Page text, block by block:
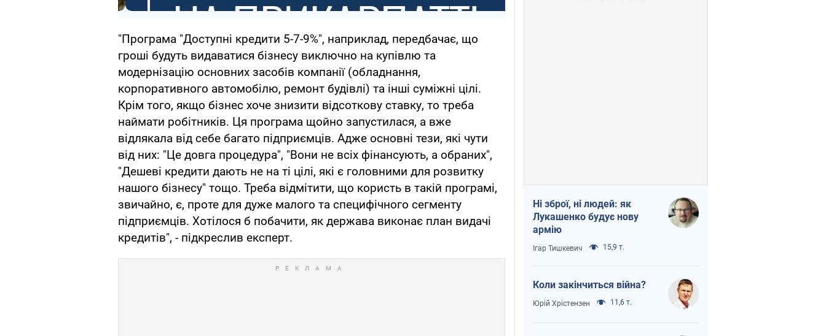
"Програма "Доступні кредити 5-7-9%", наприклад, передбачає, що
гроші будуть видаватися бізнесу виключно на купівлю та
модернізацію основних засобів компанії (обладнання,
корпоративного автомобілю, ремонт будівлі) та інші суміжні цілі.
Крім того, якщо бізнес хоче знизити відсоткову ставку, то треба
наймати робітників. Ця програма щойно запустилася, а вже
відлякала від себе багато підприємців. Адже основні тези, які чути
від них: "Це довга процедура", "Вони не всіх фінансують, а обраних",
"Дешеві кредити дають не на ті цілі, які є головними для розвитку
нашого бізнесу" тощо. Треба відмітити, що користь в такій програмі,
звичайно, є, проте для дуже малого та специфічного сегменту
підприємців. Хотілося б побачити, як держава виконає план видачі
кредитів", - підкреслив експерт.
Ні зброї, ні людей: як
Лукашенко будує нову
армію
Ігар Тишкевич 15,9 т.
Коли закінчиться війна?
Юрій Хрістензен 11,6 т.